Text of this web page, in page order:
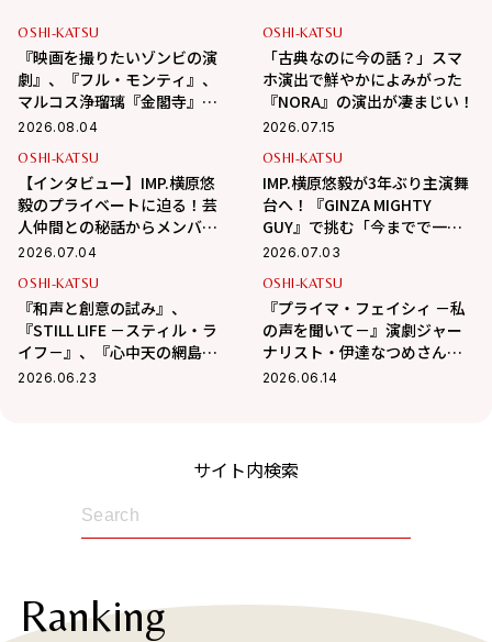
OSHI-KATSU
『映画を撮りたいゾンビの演
劇』、『フル・モンティ』、
マルコス浄瑠璃『金閣寺』
【伊達なつめさんの一押しス
2026.08.04
OSHI-KATSU
「古典なのに今の話？」スマ
ホ演出で鮮やかによみがった
『NORA』の演出が凄まじい！
2026.07.15
OSHI-KATSU
【インタビュー】IMP.横原悠
毅のプライベートに迫る！芸
人仲間との秘話からメンバー
との「食事に行かない」宣言
2026.07.04
OSHI-KATSU
IMP.横原悠毅が3年ぶり主演舞
台へ！『GINZA MIGHTY
GUY』で挑む「今までで一番
難しい役」の裏側
2026.07.03
OSHI-KATSU
『和声と創意の試み』、
『STILL LIFE －スティル・ラ
イフ－』、『心中天の網島』
【伊達なつめさんの一押しス
2026.06.23
OSHI-KATSU
『プライマ・フェイシィ －私
の声を聞いて－』演劇ジャー
ナリスト・伊達なつめさんの
一押しステージ情報！
2026.06.14
サイト内検索
Ranking